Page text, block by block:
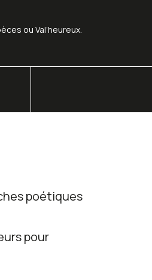
ou Val’heureux.
poétiques
pour